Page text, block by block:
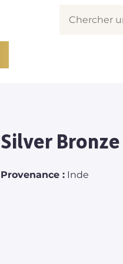
Silver Bronze
Provenance :Inde